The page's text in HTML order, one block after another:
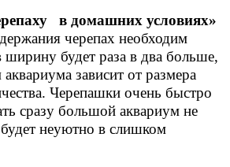
в домашних условиях»
черепах необходим
будет раза в два больше,
зависит от размера
Черепашки очень быстро
сразу большой аквариум не
неуютно в слишком